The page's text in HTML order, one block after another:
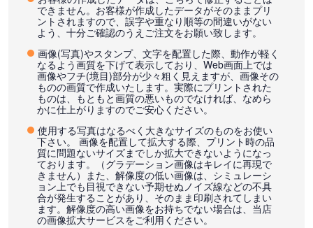
できません。お客様が作成したデータがそのままプリ
ントされますので、誤字や重なり順等の間違いがない
よう、十分ご確認のうえご注文をお願い致します。
画像(写真)やスタンプ、文字を配置した際、動作が軽く
なるよう画質を下げて表示しており、Web画面上では
画像やフチ(境目)部分が少々粗く見えますが、画像その
ものの画質で作成いたします。実際にプリントされた
ものは、もともと画質の悪いものでなければ、なめら
かに仕上がりますのでご安心ください。
使用する写真はなるべく大きなサイズのものをお使い
下さい。 画像を配置して拡大する際、プリント時の品
質に問題ないサイズまでしか拡大できないようになっ
ております。（グラデーション画像はキレイに再現で
きません）また、解像度の低い画像は、シミュレーシ
ョン上でも目視できない予期せぬノイズ線などの不具
合が発生することがあり、そのまま印刷されてしまい
ます。解像度の高い画像をお持ちでない場合は、当店
の画像拡大サービスをご利用ください。